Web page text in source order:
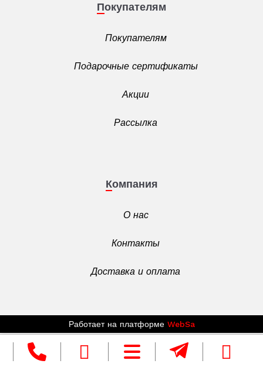
Покупателям
Покупателям
Подарочные сертификаты
Акции
Рассылка
Компания
О нас
Контакты
Доставка и оплата
Работает на платформе WebSa